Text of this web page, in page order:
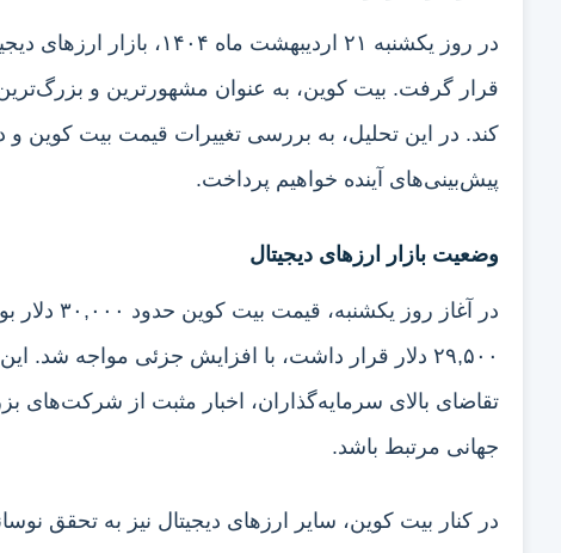
در روز یکشنبه ۲۱
قرار گرفت. بیت کوین، به عنوان مشهورترین و
کند. در این تحلیل، به بررسی تغییرات قیمت بیت کوین و
پیش‌بینی‌های آینده خواهیم پرداخت.
وضعیت بازار ارزهای دیجیتال
در آغاز
۲۹,۵۰۰ دلار قرار داشت، با افزایش جزئی مواجه
تقاضای بالای سرمایه‌گذاران، اخبار مثبت از
جهانی مرتبط باشد.
در کنار بیت کوین، سایر ارزهای دیجیتال نیز به تحقق